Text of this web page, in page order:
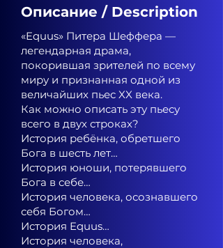
Описание / Description
«Equus» Питера Шеффера —
легендарная драма,
покорившая зрителей по всему
миру и признанная одной из
величайших пьес XX века.
Как можно описать эту пьесу
всего в двух строках?
История ребёнка, обретшего
Бога в шесть лет…
История юноши, потерявшего
Бога в себе…
История человека, осознавшего
себя Богом…
История Equus…
История человека,